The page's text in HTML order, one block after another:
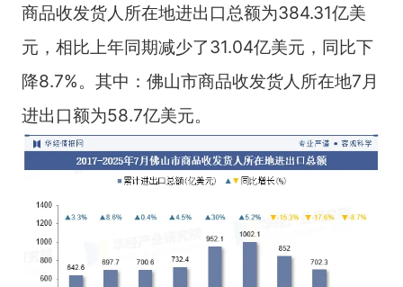
商品收发货人所在地进出口总额为384.31亿美
元，相比上年同期减少了31.04亿美元，同比下
降8.7%。其中：佛山市商品收发货人所在地7月
进出口额为58.7亿美元。